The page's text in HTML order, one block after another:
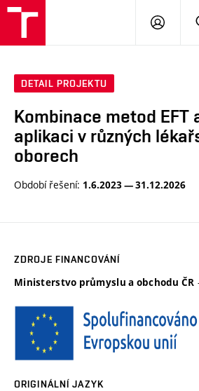
DETAIL PROJEKTU
Kombinace metod EFT
aplikaci v různých
oborech
Období řešení: 1.6.2023 — 31.12.2026
ZDROJE FINANCOVÁNÍ
Ministerstvo průmyslu a obchodu ČR
ORIGINÁLNÍ JAZYK